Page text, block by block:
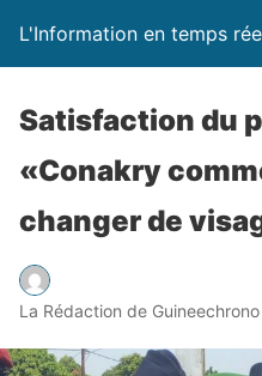
L'Information en temps
Satisfaction du
«Conakry
changer de
La Rédaction de Guineechrono